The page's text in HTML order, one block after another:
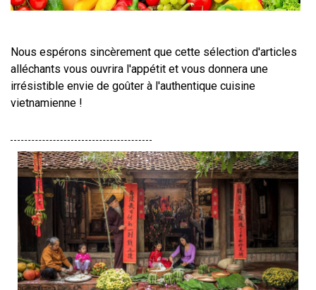
Nous espérons sincèrement que cette sélection d'articles
alléchants vous ouvrira l'appétit et vous donnera une
irrésistible envie de goûter à l'authentique cuisine
vietnamienne !